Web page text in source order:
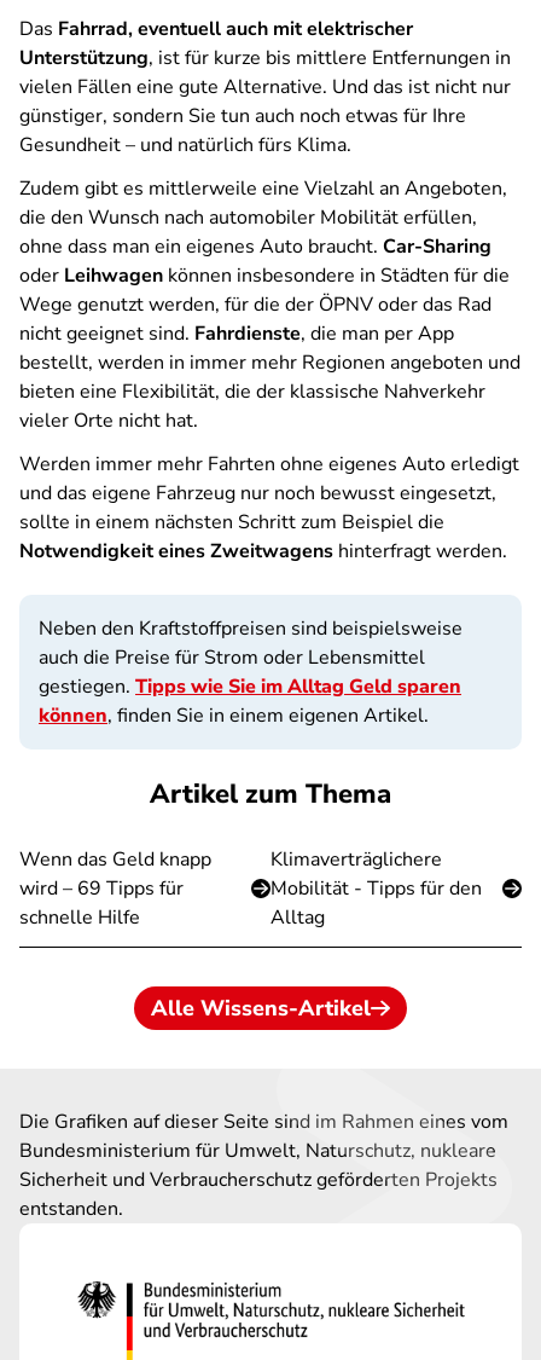
Das Fahrrad, eventuell auch mit elektrischer
Unterstützung, ist für kurze bis mittlere Entfernungen in
vielen Fällen eine gute Alternative. Und das ist nicht nur
günstiger, sondern Sie tun auch noch etwas für Ihre
Gesundheit – und natürlich fürs Klima.
Zudem gibt es mittlerweile eine Vielzahl an Angeboten,
die den Wunsch nach automobiler Mobilität erfüllen,
ohne dass man ein eigenes Auto braucht. Car-Sharing
oder Leihwagen können insbesondere in Städten für die
Wege genutzt werden, für die der ÖPNV oder das Rad
nicht geeignet sind. Fahrdienste, die man per App
bestellt, werden in immer mehr Regionen angeboten und
bieten eine Flexibilität, die der klassische Nahverkehr
vieler Orte nicht hat.
Werden immer mehr Fahrten ohne eigenes Auto erledigt
und das eigene Fahrzeug nur noch bewusst eingesetzt,
sollte in einem nächsten Schritt zum Beispiel die
Notwendigkeit eines Zweitwagens hinterfragt werden.
Neben den Kraftstoffpreisen sind beispielsweise
auch die Preise für Strom oder Lebensmittel
gestiegen. Tipps wie Sie im Alltag Geld sparen
können, finden Sie in einem eigenen Artikel.
Artikel zum Thema
Wenn das Geld knapp
wird – 69 Tipps für
schnelle Hilfe
Klimaverträglichere
Mobilität - Tipps für den
Alltag
Alle Wissens-Artikel
Die Grafiken auf dieser Seite sind im Rahmen eines vom
Bundesministerium für Umwelt, Naturschutz, nukleare
Sicherheit und Verbraucherschutz geförderten Projekts
entstanden.